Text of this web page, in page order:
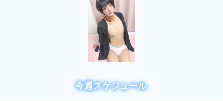
今週スケジュール